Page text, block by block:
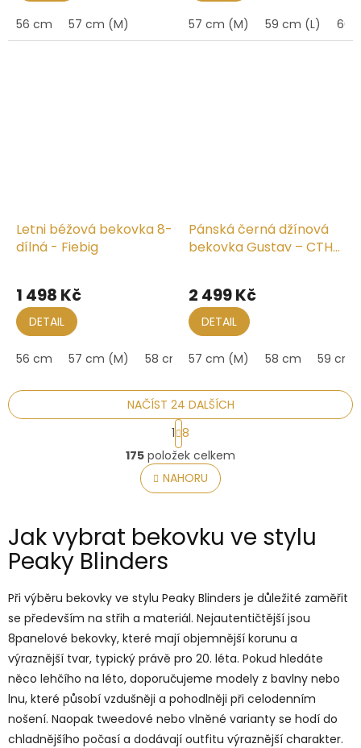
5
hvězdiček.
56 cm 57 cm (M) 57 cm (M) 59 cm (L) 60
Letni béžová bekovka 8-
dílná - Fiebig
1 498 Kč
DETAIL
56 cm 57 cm (M) 58 cm 59 cm (L)
Pánská černá džínová
bekovka Gustav – CTH
2 499 Kč
DETAIL
57 cm (M) 58 cm 59 cm
O
v
l
á
c
v
k
y
v
ý
p
i
s
u
NAČÍST 24 DALŠÍCH
S
t
r
á
n
k
á
n
1 8
175 položek celkem
NAHORU
Jak vybrat bekovku ve stylu
Peaky Blinders
Při výběru bekovky ve stylu Peaky Blinders je důležité zaměřit
se především na střih a materiál. Nejautentičtější jsou
8panelové bekovky, které mají objemnější korunu a
výraznější tvar, typický právě pro 20. léta. Pokud hledáte
něco lehčího na léto, doporučujeme modely z bavlny nebo
lnu, které působí vzdušněji a pohodlněji při celodenním
nošení. Naopak tweedové nebo vlněné varianty se hodí do
chladnějšího počasí a dodávají outfitu výraznější charakter.